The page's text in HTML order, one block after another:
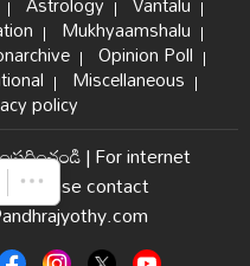
Mukhyaamshalu
Opinion Poll
Miscellaneous
policy
|For internet
please contact